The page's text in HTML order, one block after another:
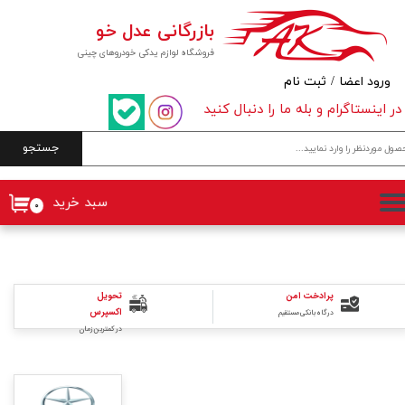
فروشگاه لوازم یدکی خودروهای چینی
بازرگانی عدل خو
جستجو
۰ سبد خرید
در اینستاگرام و بله ما را دنبال کنید
ورود اعضا / ثبت نام
حساب کاربری من
تغییر گذر واژه
سفارشات
خروج از حساب کاربری
تحویل
اکسپرس
در کمترین زمان
پرادخت امن
درگاه بانکی مستقیم